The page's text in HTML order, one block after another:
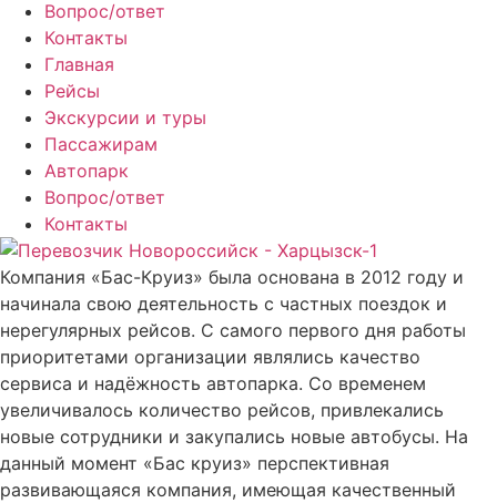
Вопрос/ответ
Контакты
Главная
Рейсы
Экскурсии и туры
Пассажирам
Автопарк
Вопрос/ответ
Контакты
Компания «Бас-Круиз» была основана в 2012 году и
начинала свою деятельность с частных поездок и
нерегулярных рейсов. С самого первого дня работы
приоритетами организации являлись качество
сервиса и надёжность автопарка. Со временем
увеличивалось количество рейсов, привлекались
новые сотрудники и закупались новые автобусы. На
данный момент «Бас круиз» перспективная
развивающаяся компания, имеющая качественный